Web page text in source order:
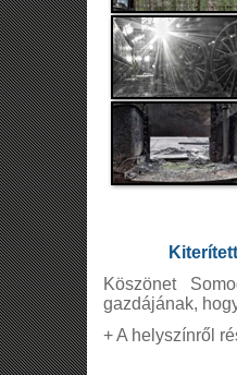
Köszönet
gazdájának,
+ A helyszínről